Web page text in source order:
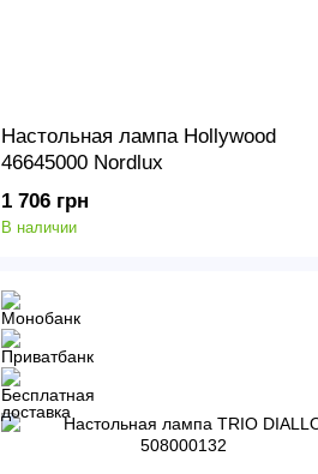
Настольная лампа Hollywood
46645000 Nordlux
1 706 грн
В наличии